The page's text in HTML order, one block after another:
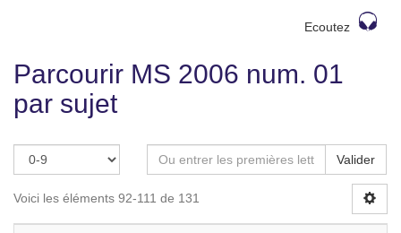
Ecoutez
Parcourir MS 2006 num. 01
par sujet
Valider
Voici les éléments 92-111 de 131